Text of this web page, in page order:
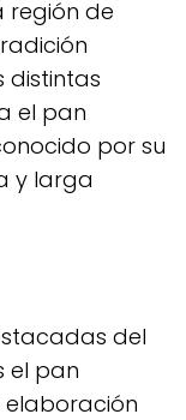
región de
distintas
el pan
por su
y larga
del
el pan
elaboración